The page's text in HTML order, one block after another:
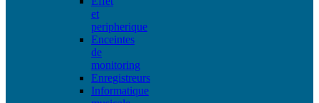
et
peripherique
Enceintes
de
monitoring
Enregistreurs
Informatique